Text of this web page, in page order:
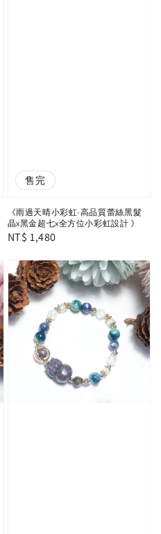
售完
《雨過天晴小彩虹-高品質蕾絲黑髮
晶x黑金超七x全方位小彩虹設計 》
Regular
NT$ 1,480